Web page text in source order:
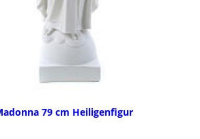
79 cm Heiligenfigur